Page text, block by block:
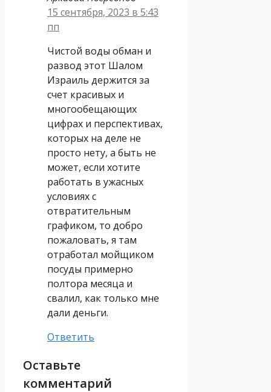
15 сентября, 2023 в 5:43
пп
Чистой воды обман и
развод этот Шалом
Израиль держится за
счет красивых и
многообещающих
цифрах и перспективах,
которых на деле не
просто нету, а быть не
может, если хотите
работать в ужасных
условиях с
отвратительным
графиком, то добро
пожаловать, я там
отработал мойщиком
посуды примерно
полтора месяца и
свалил, как только мне
дали деньги.
Ответить
Оставьте
комментарий